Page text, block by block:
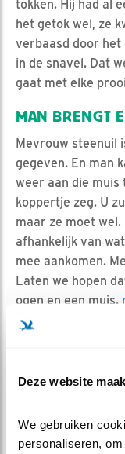
Deze website
We gebruiken
personaliseren,
tokken. Hij had al
het getok wel, ze
verbaasd door het
in de snavel. Dat
gaat met elke
MAN BRENGT
Mevrouw steenuil
gegeven. En man
weer aan die muis
koppertje zeg. U
maar ze moet
afhankelijk van
mee aankomen.
Laten we hopen
ogen en een muis.
Steenuil
DEEL DIT BERICHT